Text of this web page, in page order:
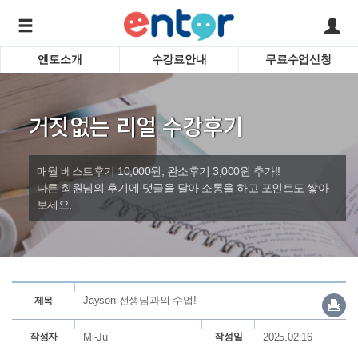
학습도우미 G1
바로가기
서비스안내
강사소개
회사소개
어린이
영자신
수업
엔토소개 수강료안내 무료수업신청
거짓없는 리얼 수강후기
매월 베스트후기 10,000원, 완소후기 3,000원 추가!!
다른 회원님의 후기에 댓글을 달아 소통을 하고 포인트도 쌓아
보세요.
제목 Jayson 선생님과의 수업!
작성자 Mi-Ju 작성일 2025.02.16